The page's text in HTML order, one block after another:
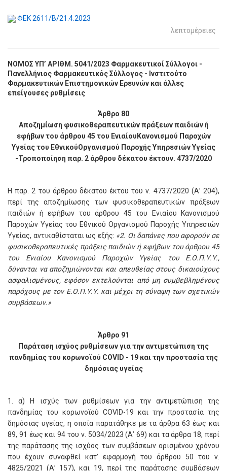
ΦΕΚ 2611/Β/21.4.2023
λεπτομέρειες
NOMOΣ ΥΠ’ ΑΡΙΘΜ. 5041/2023 Φαρμακευτικοί Σύλλογοι -
Πανελλήνιος Φαρμακευτικός Σύλλογος - Ινστιτούτο
Φαρμακευτικών Επιστημονικών Ερευνών και άλλες
επείγουσες ρυθμίσεις
Άρθρο 80
Αποζημίωση φυσικοθεραπευτικών πράξεων παιδιών ή
εφήβων του άρθρου 45 του ΕνιαίουΚανονισμού Παροχών
Υγείας του ΕθνικούΟργανισμού Παροχής Υπηρεσιών Υγείας
-Τροποποίηση παρ. 2 άρθρου δέκατου έκτουν. 4737/2020
Η παρ. 2 του άρθρου δέκατου έκτου του ν. 4737/2020 (Α’ 204),
περί της αποζημίωσης των φυσικοθεραπευτικών πράξεων
παιδιών ή εφήβων του άρθρου 45 του Ενιαίου Κανονισμού
Παροχών Υγείας του Εθνικού Οργανισμού Παροχής Υπηρεσιών
Υγείας, αντικαθίσταται ως εξής: «2. Οι δαπάνες που αφορούν σε
φυσικοθεραπευτικές πράξεις παιδιών ή εφήβων του άρθρου 45
του Ενιαίου Κανονισμού Παροχών Υγείας του Ε.Ο.Π.Υ.Υ.,
δύνανται να αποζημιώνονται και απευθείας στους δικαιούχους
ασφαλισμένους, εφόσον εκτελούνται από μη συμβεβλημένους
παρόχους με τον Ε.Ο.Π.Υ.Υ. και μέχρι τη σύναψη των σχετικών
συμβάσεων.»
Άρθρο 91
Παράταση ισχύος ρυθμίσεων για την αντιμετώπιση της
πανδημίας του κορωνοϊού COVID - 19 και την προστασία της
δημόσιας υγείας
1. α) Η ισχύς των ρυθμίσεων για την αντιμετώπιση της
πανδημίας του κορωνοϊού COVID-19 και την προστασία της
δημόσιας υγείας, η οποία παρατάθηκε με τα άρθρα 63 έως και
89, 91 έως και 94 του ν. 5034/2023 (Α’ 69) και τα άρθρα 18, περί
της παράτασης της ισχύος των συμβάσεων ορισμένου χρόνου
που έχουν συναφθεί κατ’ εφαρμογή του άρθρου 50 του ν.
4825/2021 (Α’ 157), και 19, περί της παράτασης συμβάσεων